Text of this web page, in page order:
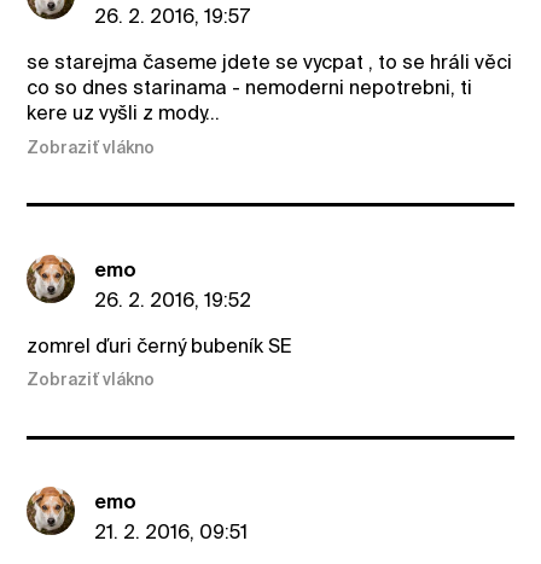
26. 2. 2016, 19:57
se starejma časeme jdete se vycpat , to se hráli věci
co so dnes starinama - nemoderni nepotrebni, ti
kere uz vyšli z mody...
Zobraziť vlákno
emo
26. 2. 2016, 19:52
zomrel ďuri černý bubeník SE
Zobraziť vlákno
emo
21. 2. 2016, 09:51